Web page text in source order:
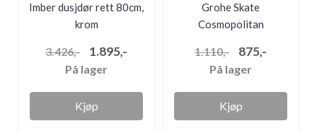
Imber dusjdør rett 80cm,
krom
3.426,- 1.895,-
På lager
Kjøp
Grohe Skate
Cosmopolitan
1.110,- 875,-
På lager
Kjøp